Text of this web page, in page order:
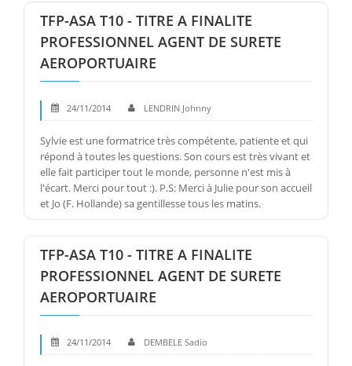
TFP-ASA T10 - TITRE A FINALITE
PROFESSIONNEL AGENT DE SURETE
AEROPORTUAIRE
24/11/2014 LENDRIN Johnny
Sylvie est une formatrice très compétente, patiente et qui
répond à toutes les questions. Son cours est très vivant et
elle fait participer tout le monde, personne n'est mis à
l'écart. Merci pour tout :). P.S: Merci à Julie pour son accueil
et Jo (F. Hollande) sa gentillesse tous les matins.
TFP-ASA T10 - TITRE A FINALITE
PROFESSIONNEL AGENT DE SURETE
AEROPORTUAIRE
24/11/2014 DEMBELE Sadio